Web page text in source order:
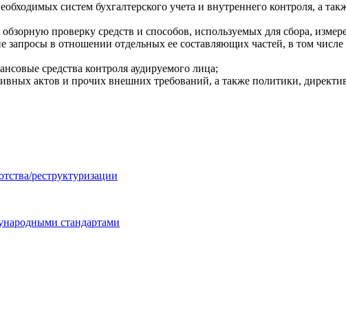
систем бухгалтерского учета и внутреннего контроля, а
проверку средств и способов, используемых для сбора,
в отношении отдельных ее составляющих частей, в том числе
средства контроля аудируемого лица;
актов и прочих внешних требований, а также политики,
реструктуризации
стандартами